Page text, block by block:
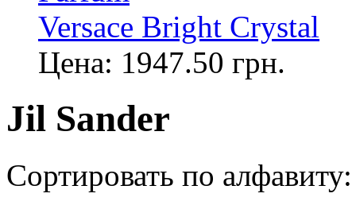
Versace Bright Crystal
Цена: 1947.50 грн.
Jil Sander
Сортировать по